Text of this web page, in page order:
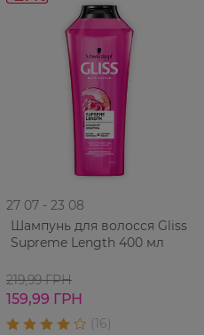
27 07 - 23 08
Шампунь для волосся Gliss
Supreme Length 400 мл
219,99 ГРН
159,99 ГРН